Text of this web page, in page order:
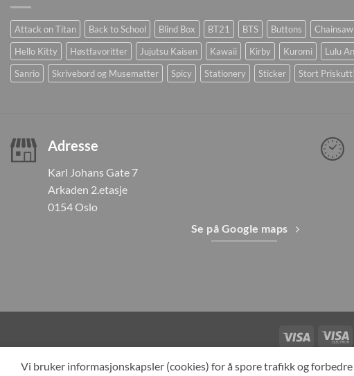
Attack on Titan Back to School Blind Box BT21 BTS Buttons
Hello Kitty
Høstfavoritter Jujutsu Kaisen Kawaii Kirby Kuromi Lulu
Sanrio
Skrivebord og Musematter Spicy Stationery Sticker Stort Priskutt!
Adresse
Karl Johans Gate 7
Arkaden 2.etasje
0154 Oslo
Se på Google maps
Visa
TILBAKEKALLINGER
Vi bruker informasjonskapsler (cookies) for å spore trafikk og